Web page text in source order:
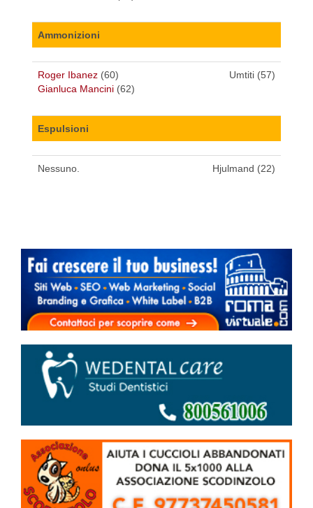
Ammonizioni
Roger Ibanez (60)
Gianluca Mancini (62)
Umtiti (57)
Espulsioni
Nessuno. Hjulmand (22)